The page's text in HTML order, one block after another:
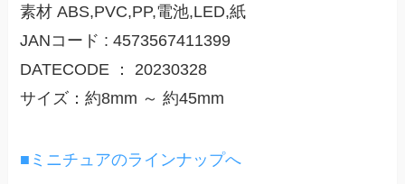
素材 ABS,PVC,PP,電池,LED,紙
JANコード : 4573567411399
DATECODE ： 20230328
サイズ：約8mm ～ 約45mm
■ミニチュアのラインナップへ